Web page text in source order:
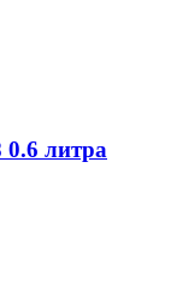
литра